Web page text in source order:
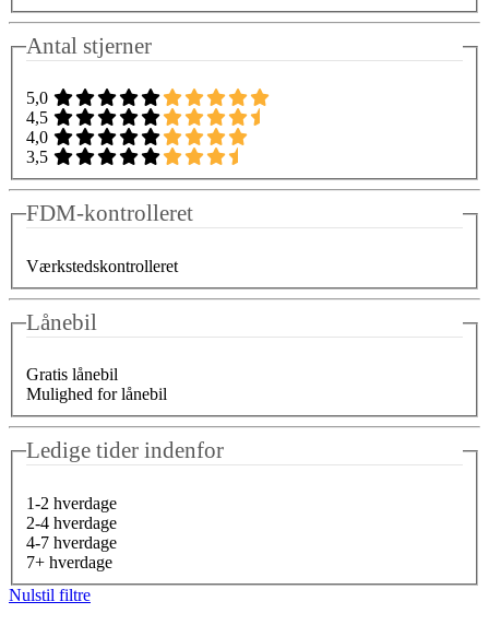
Antal stjerner
5,0
4,5
4,0
3,5
FDM-kontrolleret
Værkstedskontrolleret
Lånebil
Gratis lånebil
Mulighed for lånebil
Ledige tider indenfor
1-2 hverdage
2-4 hverdage
4-7 hverdage
7+ hverdage
Nulstil filtre